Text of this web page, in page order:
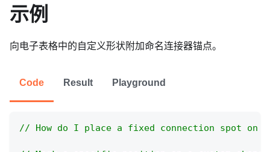
示例
向电子表格中的自定义形状附加命名连接器锚点。
Code Result Playground
// How do I place a fixed connection spot on a